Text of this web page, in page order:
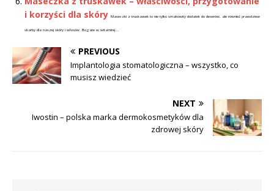
i korzyści dla skóry Maseczki z truskawek to nie tylko smakowity dodatek do deserów, ale również prawdziwe
skarby dla naszej skóry i włosów. Bogate w witaminę...
PREVIOUS
Implantologia stomatologiczna – wszystko, co
musisz wiedzieć
NEXT
Iwostin – polska marka dermokosmetyków dla
zdrowej skóry